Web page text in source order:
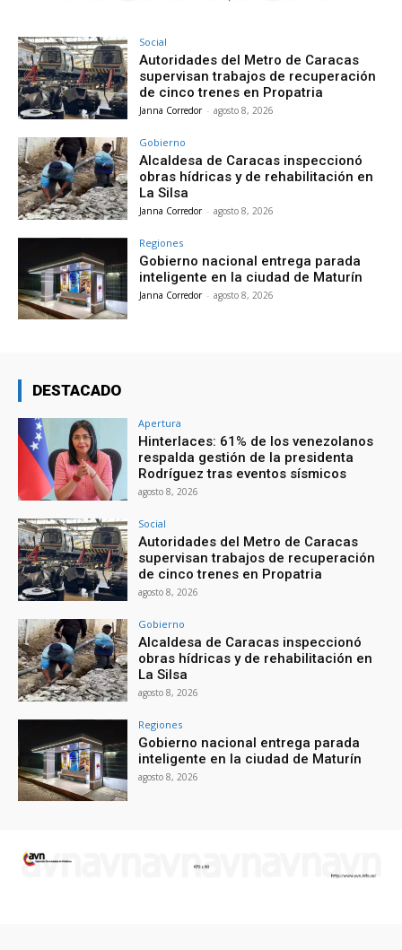
Social
Autoridades del Metro de Caracas
supervisan trabajos de recuperación
de cinco trenes en Propatria
Janna Corredor - agosto 8, 2026
Gobierno
Alcaldesa de Caracas inspeccionó
obras hídricas y de rehabilitación en
La Silsa
Janna Corredor - agosto 8, 2026
Regiones
Gobierno nacional entrega parada
inteligente en la ciudad de Maturín
Janna Corredor - agosto 8, 2026
DESTACADO
Apertura
Hinterlaces: 61% de los venezolanos
respalda gestión de la presidenta
Rodríguez tras eventos sísmicos
agosto 8, 2026
Social
Autoridades del Metro de Caracas
supervisan trabajos de recuperación
de cinco trenes en Propatria
agosto 8, 2026
Gobierno
Alcaldesa de Caracas inspeccionó
obras hídricas y de rehabilitación en
La Silsa
agosto 8, 2026
Regiones
Gobierno nacional entrega parada
inteligente en la ciudad de Maturín
agosto 8, 2026